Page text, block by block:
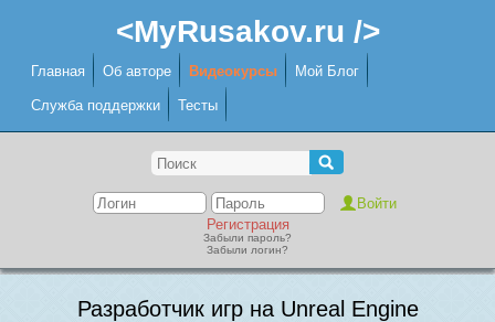
<MyRusakov.ru />
Главная Об авторе Видеокурсы Мой Блог
Служба поддержки Тесты
Регистрация
Забыли пароль?
Забыли логин?
Разработчик игр на Unreal Engine